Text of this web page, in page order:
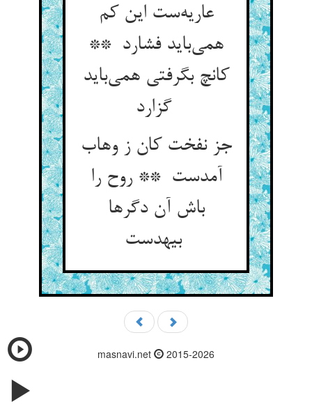
عاریه‌ست این کم
همی‌باید فشارد **
کانچ بگرفتی همی‌باید
گزارد
جز نفخت کان ز وهاب
آمدست ** روح را
باش آن دگرها
بیهدست
masnavi.net 2015-2026